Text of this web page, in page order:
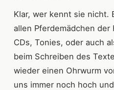
Klar, wer kennt sie nicht.
allen Pferdemädchen der
CDs, Tonies, oder auch
beim Schreiben des
wieder einen Ohrwurm
uns immer noch hoch